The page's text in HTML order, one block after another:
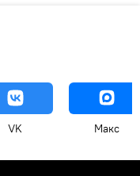
VK Макс